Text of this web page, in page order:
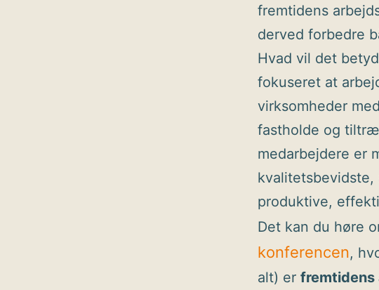
fremtidens
derved forbedre
Hvad vil det
fokuseret at
virksomheder
fastholde og
medarbejdere er
kvalitetsbevidste,
produktive,
Det kan du høre
konferencen,
alt) er fremtidens